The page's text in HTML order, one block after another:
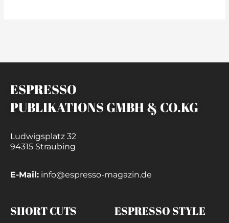
ESPRESSO
PUBLIKATIONS GMBH & CO.KG
Ludwigsplatz 32
94315 Straubing
E-Mail: info@espresso-magazin.de
SHORT CUTS ESPRESSO STYLE